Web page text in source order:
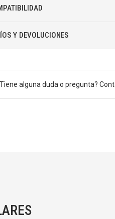
Y DEVOLUCIONES
alguna duda o pregunta?